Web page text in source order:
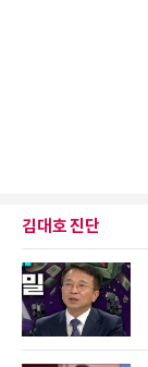
김대호 진단